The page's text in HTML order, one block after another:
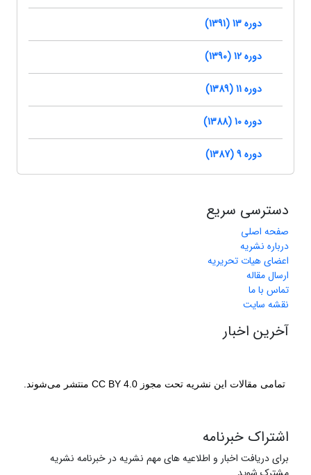
دوره 13 (1391)
دوره 12 (1390)
دوره 11 (1389)
دوره 10 (1388)
دوره 9 (1387)
دسترسی سریع
صفحه اصلی
درباره نشریه
اعضای هیات تحریریه
ارسال مقاله
تماس با ما
نقشه سایت
آخرین اخبار
تمامی مقالات این نشریه تحت مجوز CC BY 4.0 منتشر می‌شوند.
اشتراک خبرنامه
برای دریافت اخبار و اطلاعیه های مهم نشریه در خبرنامه نشریه